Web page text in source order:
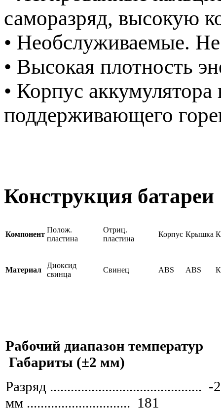
саморазряд, высокую
• Необслуживаемые.
• Высокая плотность
• Корпус
поддерживающего
Конструкция батареи
Компонент
Полож.
пластина
Отриц.
пластина
Корпус Крышка
Материал
Диоксид
свинца
Свинец ABS ABS
Рабочий диапазон температур
Габариты (±2 мм)
Разряд
мм .............................. 181